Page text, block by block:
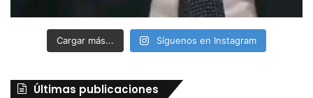
Cargar más... Síguenos en Instagram
Últimas publicaciones